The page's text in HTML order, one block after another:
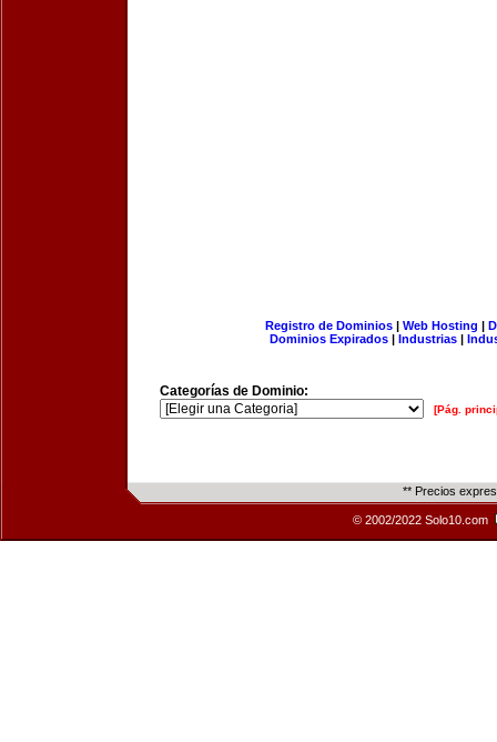
Registro de Dominios| Web Hosting |
Dominios Expirados | Industrias |
Categorías de Dominio:
[Pág.
** Precios
© 2002/2022 Solo10.com